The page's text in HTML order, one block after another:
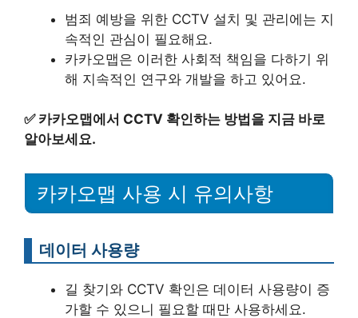
범죄 예방을 위한 CCTV 설치 및 관리에는 지
속적인 관심이 필요해요.
카카오맵은 이러한 사회적 책임을 다하기 위
해 지속적인 연구와 개발을 하고 있어요.
✅ 카카오맵에서 CCTV 확인하는 방법을 지금 바로
알아보세요.
카카오맵 사용 시 유의사항
데이터 사용량
길 찾기와 CCTV 확인은 데이터 사용량이 증
가할 수 있으니 필요할 때만 사용하세요.